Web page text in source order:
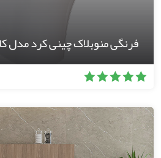
فرنگی منوبلاک چینی کرد مدل